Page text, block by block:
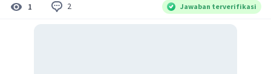
1 2 Jawaban terverifikasi